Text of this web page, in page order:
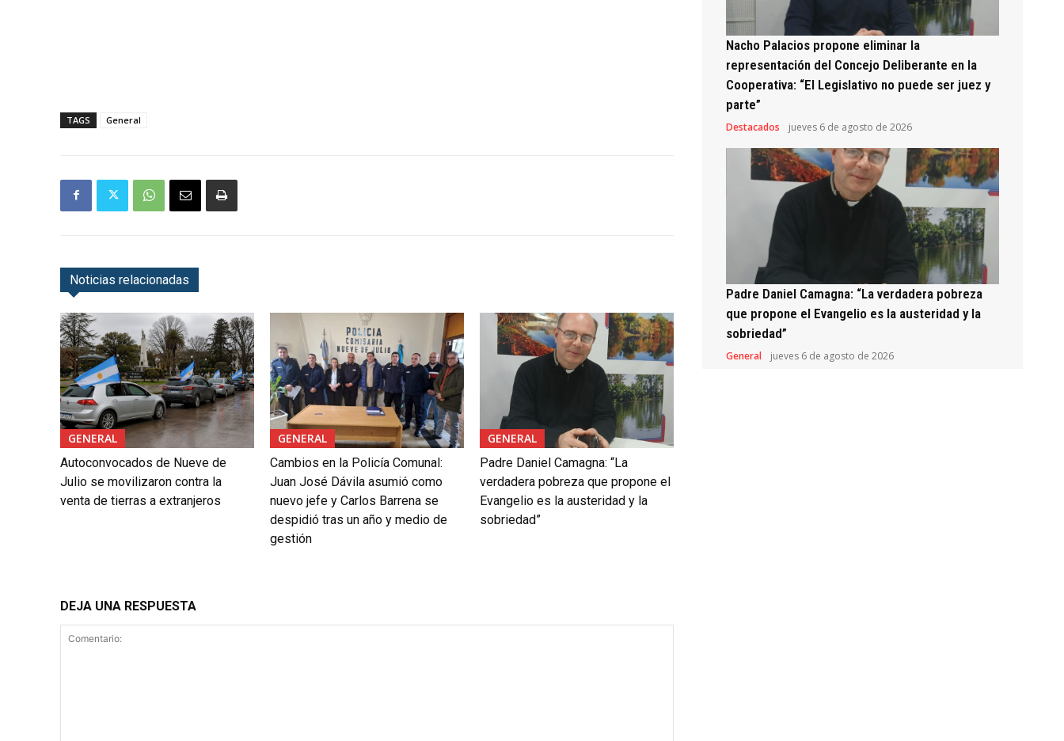
TAGS General
Noticias relacionadas
GENERAL
Autoconvocados de Nueve de
Julio se movilizaron contra la
venta de tierras a extranjeros
GENERAL
Cambios en la Policía Comunal:
Juan José Dávila asumió como
nuevo jefe y Carlos Barrena se
despidió tras un año y medio de
gestión
GENERAL
Padre Daniel Camagna: “La
verdadera pobreza que propone el
Evangelio es la austeridad y la
sobriedad”
DEJA UNA RESPUESTA
Nacho Palacios propone eliminar la
representación del Concejo Deliberante en la
Cooperativa: “El Legislativo no puede ser juez y
parte”
Destacados jueves 6 de agosto de 2026
Padre Daniel Camagna: “La verdadera pobreza
que propone el Evangelio es la austeridad y la
sobriedad”
General jueves 6 de agosto de 2026